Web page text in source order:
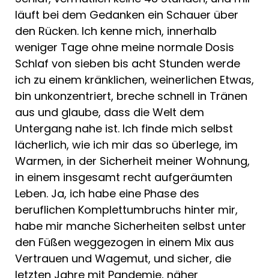
läuft bei dem Gedanken ein Schauer über
den Rücken. Ich kenne mich, innerhalb
weniger Tage ohne meine normale Dosis
Schlaf von sieben bis acht Stunden werde
ich zu einem kränklichen, weinerlichen Etwas,
bin unkonzentriert, breche schnell in Tränen
aus und glaube, dass die Welt dem
Untergang nahe ist. Ich finde mich selbst
lächerlich, wie ich mir das so überlege, im
Warmen, in der Sicherheit meiner Wohnung,
in einem insgesamt recht aufgeräumten
Leben. Ja, ich habe eine Phase des
beruflichen Komplettumbruchs hinter mir,
habe mir manche Sicherheiten selbst unter
den Füßen weggezogen in einem Mix aus
Vertrauen und Wagemut, und sicher, die
letzten Jahre mit Pandemie, näher